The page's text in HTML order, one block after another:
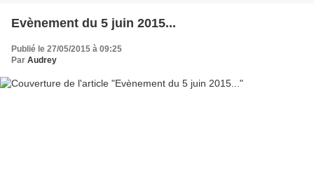
Evènement du 5 juin 2015...
Publié le 27/05/2015 à 09:25
Par Audrey